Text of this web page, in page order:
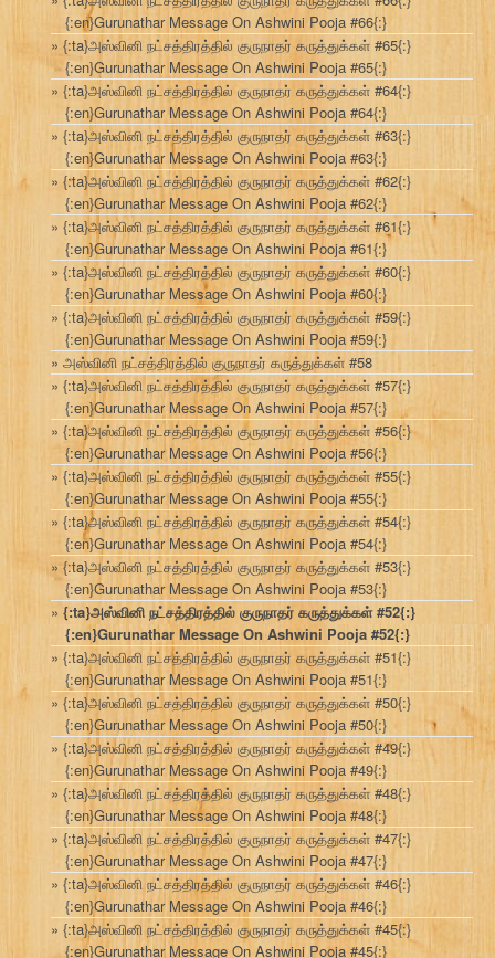
{:en}Gurunathar Message On Ashwini Pooja #66{:}
{:ta}அஸ்வினி நட்சத்திரத்தில் குருநாதர் கருத்துக்கள் #65{:}
{:en}Gurunathar Message On Ashwini Pooja #65{:}
{:ta}அஸ்வினி நட்சத்திரத்தில் குருநாதர் கருத்துக்கள் #64{:}
{:en}Gurunathar Message On Ashwini Pooja #64{:}
{:ta}அஸ்வினி நட்சத்திரத்தில் குருநாதர் கருத்துக்கள் #63{:}
{:en}Gurunathar Message On Ashwini Pooja #63{:}
{:ta}அஸ்வினி நட்சத்திரத்தில் குருநாதர் கருத்துக்கள் #62{:}
{:en}Gurunathar Message On Ashwini Pooja #62{:}
{:ta}அஸ்வினி நட்சத்திரத்தில் குருநாதர் கருத்துக்கள் #61{:}
{:en}Gurunathar Message On Ashwini Pooja #61{:}
{:ta}அஸ்வினி நட்சத்திரத்தில் குருநாதர் கருத்துக்கள் #60{:}
{:en}Gurunathar Message On Ashwini Pooja #60{:}
{:ta}அஸ்வினி நட்சத்திரத்தில் குருநாதர் கருத்துக்கள் #59{:}
{:en}Gurunathar Message On Ashwini Pooja #59{:}
அஸ்வினி நட்சத்திரத்தில் குருநாதர் கருத்துக்கள் #58
{:ta}அஸ்வினி நட்சத்திரத்தில் குருநாதர் கருத்துக்கள் #57{:}
{:en}Gurunathar Message On Ashwini Pooja #57{:}
{:ta}அஸ்வினி நட்சத்திரத்தில் குருநாதர் கருத்துக்கள் #56{:}
{:en}Gurunathar Message On Ashwini Pooja #56{:}
{:ta}அஸ்வினி நட்சத்திரத்தில் குருநாதர் கருத்துக்கள் #55{:}
{:en}Gurunathar Message On Ashwini Pooja #55{:}
{:ta}அஸ்வினி நட்சத்திரத்தில் குருநாதர் கருத்துக்கள் #54{:}
{:en}Gurunathar Message On Ashwini Pooja #54{:}
{:ta}அஸ்வினி நட்சத்திரத்தில் குருநாதர் கருத்துக்கள் #53{:}
{:en}Gurunathar Message On Ashwini Pooja #53{:}
{:ta}அஸ்வினி நட்சத்திரத்தில் குருநாதர் கருத்துக்கள் #52{:}
{:en}Gurunathar Message On Ashwini Pooja #52{:}
{:ta}அஸ்வினி நட்சத்திரத்தில் குருநாதர் கருத்துக்கள் #51{:}
{:en}Gurunathar Message On Ashwini Pooja #51{:}
{:ta}அஸ்வினி நட்சத்திரத்தில் குருநாதர் கருத்துக்கள் #50{:}
{:en}Gurunathar Message On Ashwini Pooja #50{:}
{:ta}அஸ்வினி நட்சத்திரத்தில் குருநாதர் கருத்துக்கள் #49{:}
{:en}Gurunathar Message On Ashwini Pooja #49{:}
{:ta}அஸ்வினி நட்சத்திரத்தில் குருநாதர் கருத்துக்கள் #48{:}
{:en}Gurunathar Message On Ashwini Pooja #48{:}
{:ta}அஸ்வினி நட்சத்திரத்தில் குருநாதர் கருத்துக்கள் #47{:}
{:en}Gurunathar Message On Ashwini Pooja #47{:}
{:ta}அஸ்வினி நட்சத்திரத்தில் குருநாதர் கருத்துக்கள் #46{:}
{:en}Gurunathar Message On Ashwini Pooja #46{:}
{:ta}அஸ்வினி நட்சத்திரத்தில் குருநாதர் கருத்துக்கள் #45{:}
{:en}Gurunathar Message On Ashwini Pooja #45{:}